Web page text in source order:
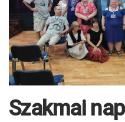
Szakmai